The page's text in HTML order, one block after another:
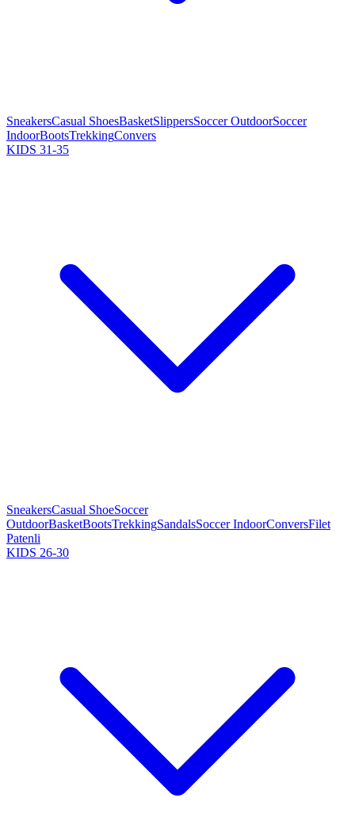
SneakersCasual ShoesBasketSlippersSoccer OutdoorSoccer
IndoorBootsTrekkingConvers
KIDS 31-35
SneakersCasual ShoeSoccer
OutdoorBasketBootsTrekkingSandalsSoccer IndoorConversFilet
Patenli
KIDS 26-30